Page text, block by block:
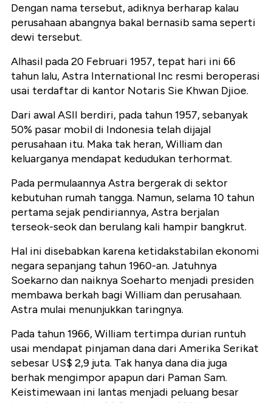
Dengan nama tersebut, adiknya berharap kalau
perusahaan abangnya bakal bernasib sama seperti
dewi tersebut.
Alhasil pada 20 Februari 1957, tepat hari ini 66
tahun lalu, Astra International Inc resmi beroperasi
usai terdaftar di kantor Notaris Sie Khwan Djioe.
Dari awal ASII berdiri, pada tahun 1957, sebanyak
50% pasar mobil di Indonesia telah dijajal
perusahaan itu. Maka tak heran, William dan
keluarganya mendapat kedudukan terhormat.
Pada permulaannya Astra bergerak di sektor
kebutuhan rumah tangga. Namun, selama 10 tahun
pertama sejak pendiriannya, Astra berjalan
terseok-seok dan berulang kali hampir bangkrut.
Hal ini disebabkan karena ketidakstabilan ekonomi
negara sepanjang tahun 1960-an. Jatuhnya
Soekarno dan naiknya Soeharto menjadi presiden
membawa berkah bagi William dan perusahaan.
Astra mulai menunjukkan taringnya.
Pada tahun 1966, William tertimpa durian runtuh
usai mendapat pinjaman dana dari Amerika Serikat
sebesar US$ 2,9 juta. Tak hanya dana dia juga
berhak mengimpor apapun dari Paman Sam.
Keistimewaan ini lantas menjadi peluang besar